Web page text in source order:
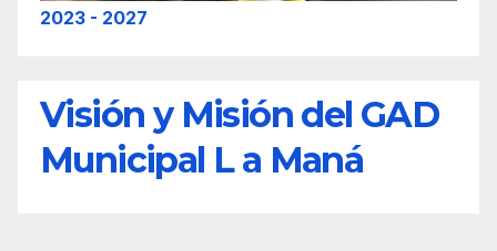
2023 - 2027
Visión y Misión del GAD
Municipal L a Maná